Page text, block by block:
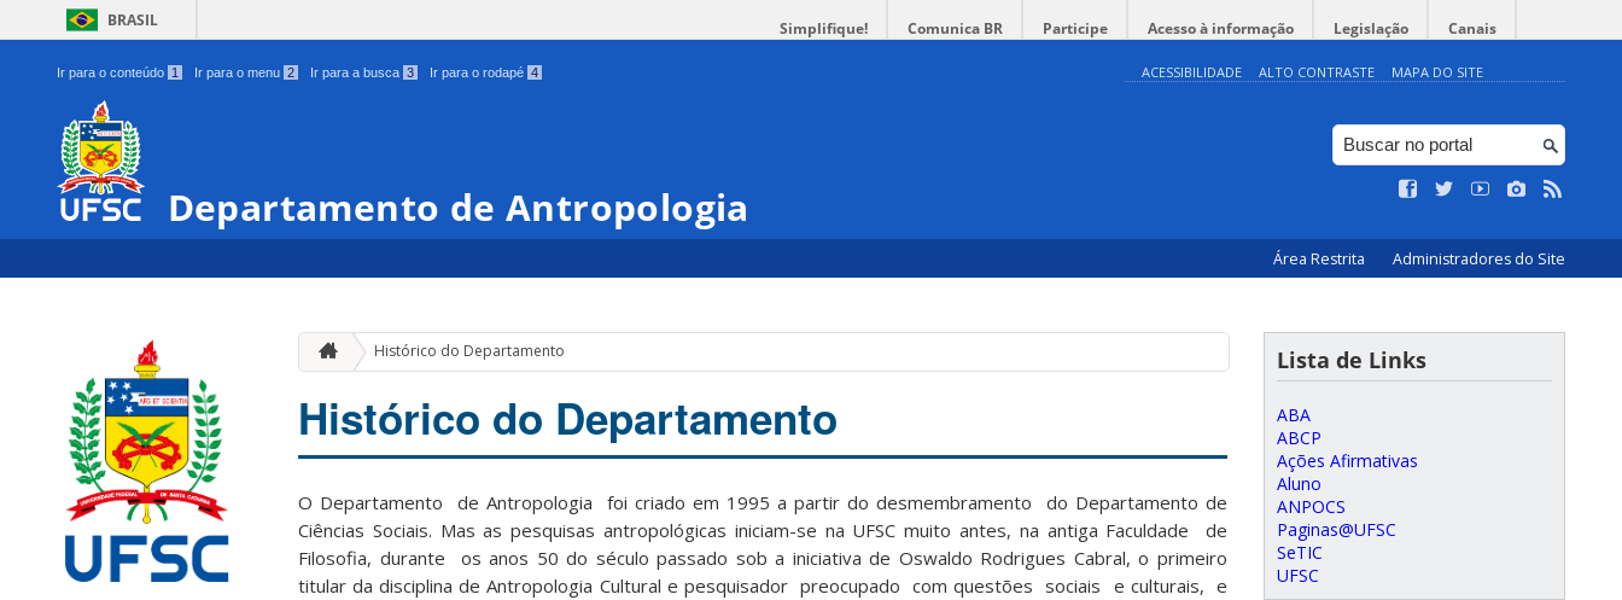
BRASIL Simplifique! Comunica BR Participe Acesso à informação Legislação Canais
Ir para o conteúdo 1 Ir para o menu 2 Ir para a busca 3 Ir para o rodapé 4 ACESSIBILIDADE ALTO CONTRASTE MAPA DO SITE
Departamento de Antropologia
Área Restrita Administradores do Site
Histórico do Departamento
Histórico do Departamento
O Departamento de Antropologia foi criado em 1995 a partir do desmembramento do Departamento de
Ciências Sociais. Mas as pesquisas antropológicas iniciam-se na UFSC muito antes, na antiga Faculdade de
Filosofia, durante os anos 50 do século passado sob a iniciativa de Oswaldo Rodrigues Cabral, o primeiro
titular da disciplina de Antropologia Cultural e pesquisador preocupado com questões sociais e culturais, e
Lista de Links
ABA
ABCP
Ações Afirmativas
Aluno
ANPOCS
Paginas@UFSC
SeTIC
UFSC